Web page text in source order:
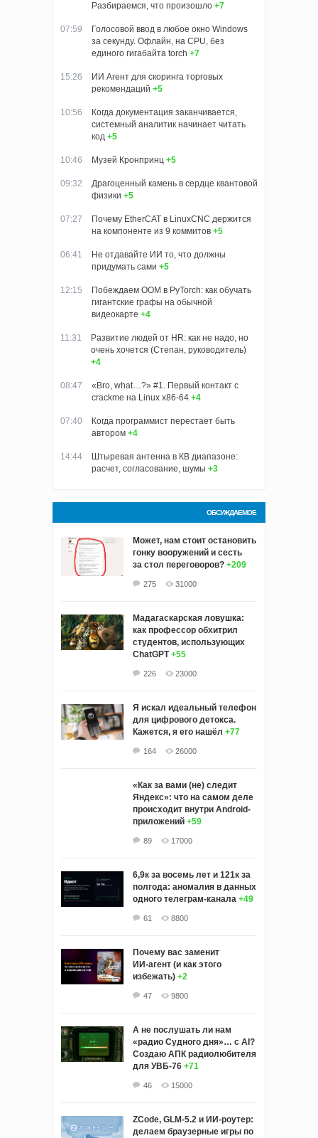
Разбираемся, что произошло +7
07:59
Голосовой ввод в любое окно Windows
за секунду. Офлайн, на CPU, без
единого гигабайта torch +7
15:26
ИИ Агент для скоринга торговых
рекомендаций +5
10:56
Когда документация заканчивается,
системный аналитик начинает читать
код +5
10:46 Музей Кронпринц +5
09:32
Драгоценный камень в сердце квантовой
физики +5
07:27
Почему EtherCAT в LinuxCNC держится
на компоненте из 9 коммитов +5
06:41
Не отдавайте ИИ то, что должны
придумать сами +5
12:15
Побеждаем OOM в PyTorch: как обучать
гигантские графы на обычной
видеокарте +4
11:31
Развитие людей от HR: как не надо, но
очень хочется (Степан, руководитель)
+4
08:47
«Bro, what…?» #1. Первый контакт с
crackme на Linux x86-64 +4
07:40
Когда программист перестает быть
автором +4
14:44
Штыревая антенна в КВ диапазоне:
расчет, согласование, шумы +3
ОБСУЖДАЕМОЕ
Может, нам стоит остановить
гонку вооружений и сесть
за стол переговоров? +209
275 31000
Мадагаскарская ловушка:
как профессор обхитрил
студентов, использующих
ChatGPT +55
226 23000
Я искал идеальный телефон
для цифрового детокса.
Кажется, я его нашёл +77
164 26000
«Как за вами (не) следит
Яндекс»: что на самом деле
происходит внутри Android-
приложений +59
89 17000
6,9к за восемь лет и 121к за
полгода: аномалия в данных
одного телеграм-канала +49
61 8800
Почему вас заменит
ИИ‑агент (и как этого
избежать) +2
47 9800
А не послушать ли нам
«радио Судного дня»… с AI?
Создаю АПК радиолюбителя
для УВБ-76 +71
46 15000
ZCode, GLM-5.2 и ИИ-роутер:
делаем браузерные игры по